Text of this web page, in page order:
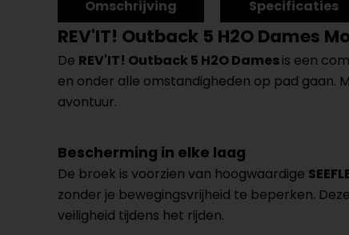
Omschrijving Specificaties
REV'IT! Outback 5 H2O Dames
De REV'IT! Outback 5 H2O Damesis een
en onder alle omstandigheden op pad gaan.
avontuur.
Bescherming in elke laag
De broek is voorzien van hoogwaardige
zonder je bewegingsvrijheid te beperken.
veiligheid tijdens het rijden.